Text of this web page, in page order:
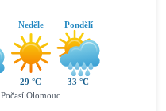
Neděle
29 °C
Pondělí
33 °C
Počasí Olomouc